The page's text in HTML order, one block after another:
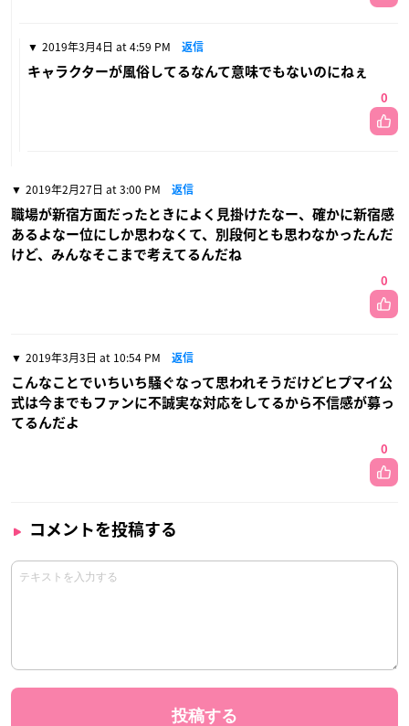
2019年3月4日 at 4:59 PM 返信
キャラクターが風俗してるなんて意味でもないのにねぇ
0
2019年2月27日 at 3:00 PM 返信
職場が新宿方面だったときによく見掛けたなー、確かに新宿感
あるよなー位にしか思わなくて、別段何とも思わなかったんだ
けど、みんなそこまで考えてるんだね
0
2019年3月3日 at 10:54 PM 返信
こんなことでいちいち騒ぐなって思われそうだけどヒプマイ公
式は今までもファンに不誠実な対応をしてるから不信感が募っ
てるんだよ
0
コメントを投稿する